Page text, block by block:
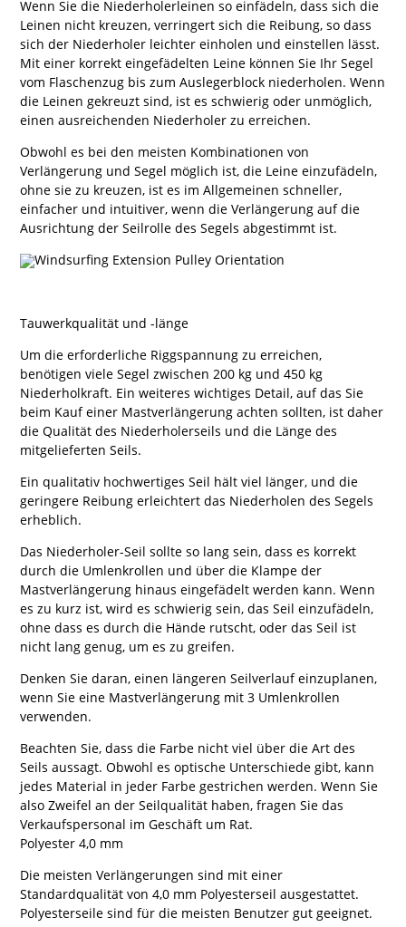
Wenn Sie die Niederholerleinen so einfädeln, dass sich die
Leinen nicht kreuzen, verringert sich die Reibung, so dass
sich der Niederholer leichter einholen und einstellen lässt.
Mit einer korrekt eingefädelten Leine können Sie Ihr Segel
vom Flaschenzug bis zum Auslegerblock niederholen. Wenn
die Leinen gekreuzt sind, ist es schwierig oder unmöglich,
einen ausreichenden Niederholer zu erreichen.
Obwohl es bei den meisten Kombinationen von
Verlängerung und Segel möglich ist, die Leine einzufädeln,
ohne sie zu kreuzen, ist es im Allgemeinen schneller,
einfacher und intuitiver, wenn die Verlängerung auf die
Ausrichtung der Seilrolle des Segels abgestimmt ist.
Tauwerkqualität und -länge
Um die erforderliche Riggspannung zu erreichen,
benötigen viele Segel zwischen 200 kg und 450 kg
Niederholkraft. Ein weiteres wichtiges Detail, auf das Sie
beim Kauf einer Mastverlängerung achten sollten, ist daher
die Qualität des Niederholerseils und die Länge des
mitgelieferten Seils.
Ein qualitativ hochwertiges Seil hält viel länger, und die
geringere Reibung erleichtert das Niederholen des Segels
erheblich.
Das Niederholer-Seil sollte so lang sein, dass es korrekt
durch die Umlenkrollen und über die Klampe der
Mastverlängerung hinaus eingefädelt werden kann. Wenn
es zu kurz ist, wird es schwierig sein, das Seil einzufädeln,
ohne dass es durch die Hände rutscht, oder das Seil ist
nicht lang genug, um es zu greifen.
Denken Sie daran, einen längeren Seilverlauf einzuplanen,
wenn Sie eine Mastverlängerung mit 3 Umlenkrollen
verwenden.
Beachten Sie, dass die Farbe nicht viel über die Art des
Seils aussagt. Obwohl es optische Unterschiede gibt, kann
jedes Material in jeder Farbe gestrichen werden. Wenn Sie
also Zweifel an der Seilqualität haben, fragen Sie das
Verkaufspersonal im Geschäft um Rat.
Polyester 4,0 mm
Die meisten Verlängerungen sind mit einer
Standardqualität von 4,0 mm Polyesterseil ausgestattet.
Polyesterseile sind für die meisten Benutzer gut geeignet.